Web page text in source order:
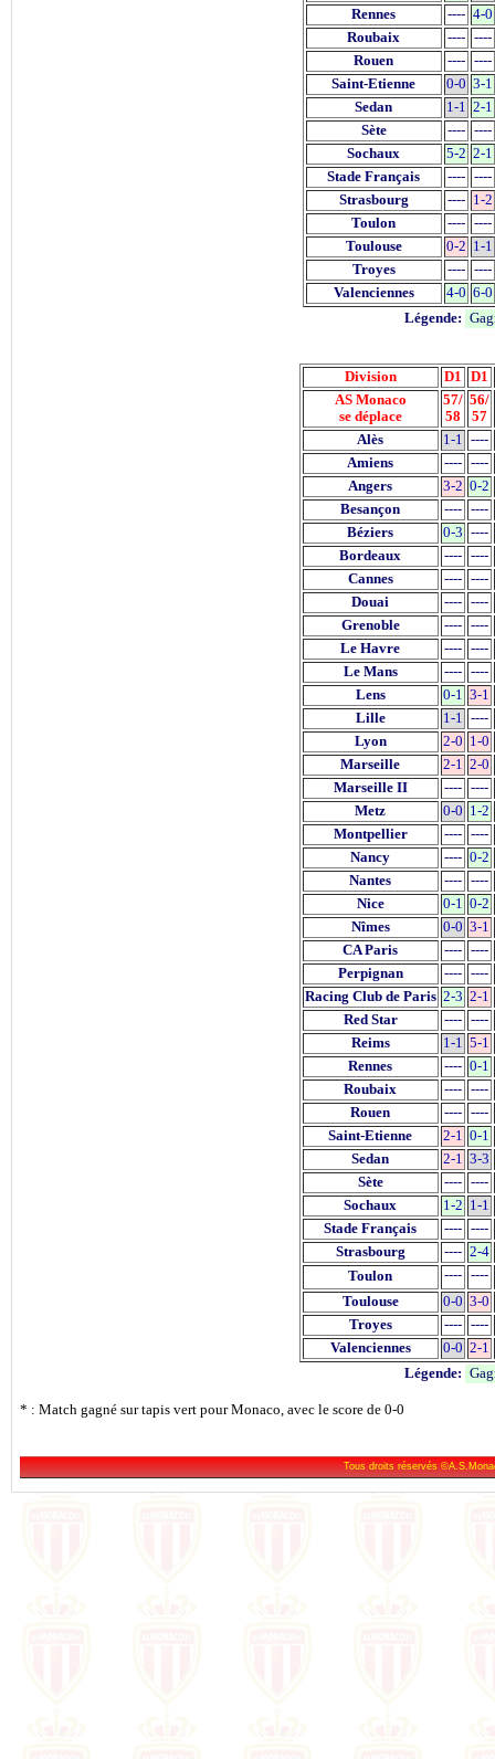
Rennes
---- 4-0
Roubaix
----
----
Rouen
----
----
Saint-Etienne
0-0 3-1
Sedan
1-1 2-1
Sète
----
----
Sochaux
5-2 2-1
Stade Français
----
----
Strasbourg
----
1-2
Toulon
----
----
Toulouse
0-2 1-1
Troyes
----
----
Valenciennes
4-0 6-0
Légende:
Division D1
D1
AS Monaco
se déplace
57/
58
56/
57
Alès
1-1 ----
Amiens
----
----
Angers
3-2 0-2
Besançon
----
----
Béziers
0-3 ----
Bordeaux
----
----
Cannes
----
----
Douai
----
----
Grenoble
----
----
Le Havre
----
----
Le Mans
----
----
Lens
0-1 3-1
Lille
1-1 ----
Lyon
2-0 1-0
Marseille
2-1 2-0
Marseille II
----
----
Metz
0-0 1-2
Montpellier
----
----
Nancy
---- 0-2
Nantes
----
----
Nice
0-1 0-2
Nîmes
0-0 3-1
CA Paris
----
----
Perpignan
----
----
Racing Club de Paris 2-3 2-1
Red Star
----
----
Reims
1-1 5-1
Rennes
---- 0-1
Roubaix
----
----
Rouen
----
----
Saint-Etienne
2-1 0-1
Sedan
2-1 3-3
Sète
----
----
Sochaux
1-2 1-1
Stade Français
----
----
Strasbourg
---- 2-4
Toulon
----
----
Toulouse
0-0 3-0
Troyes
----
----
Valenciennes
0-0 2-1
Légende:
* : Match gagné sur tapis vert pour Monaco, avec le score de 0-0
Tous droits réservés